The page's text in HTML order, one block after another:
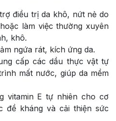
điều trị da khô, nứt nẻ do
làm việc thường xuyên
khô.
ngứa rát, kích ứng da.
cấp các dầu thực vật tự
mất nước, giúp da mềm
vitamin E tự nhiên cho cơ
đề kháng và cải thiện sức